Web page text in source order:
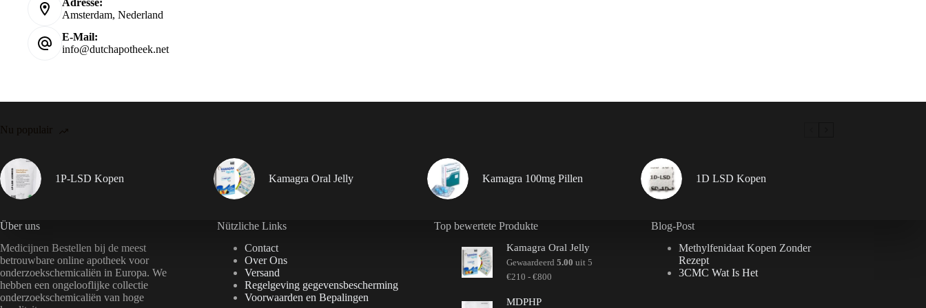
Amsterdam, Nederland
E-Mail:
info@dutchapotheek.net
Nu populair
1P-LSD Kopen Kamagra Oral Jelly Kamagra 100mg Pillen 1D LSD Kopen
Über uns
Medicijnen Bestellen bij de meest
betrouwbare online apotheek voor
onderzoekschemicaliën in Europa. We
hebben een ongelooflijke collectie
onderzoekschemicaliën van hoge
Nützliche Links
Contact
Over Ons
Versand
Regelgeving gegevensbescherming
Voorwaarden en Bepalingen
Top bewertete Produkte
Kamagra Oral Jelly
Gewaardeerd 5.00 uit 5
€210 - €800Prijsklasse:
MDPHP
Blog-Post
Methylfenidaat Kopen Zonder
Rezept
3CMC Wat Is Het